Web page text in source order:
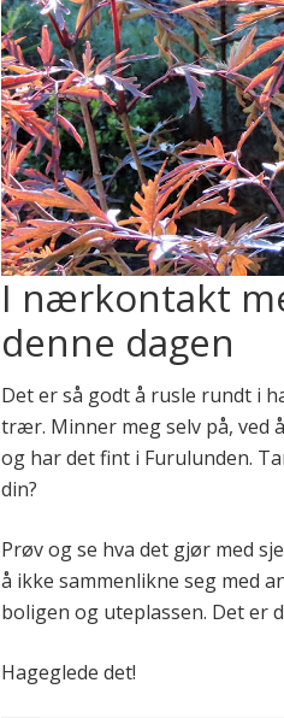
I nærkontakt
denne dagen
Det er så godt å rusle rundt i
trær. Minner meg selv på, ved
og har det fint i Furulunden.
din?
Prøv og se hva det gjør med
å ikke sammenlikne seg med
boligen og uteplassen. Det er
Hageglede det!